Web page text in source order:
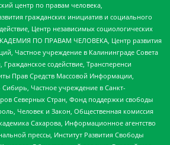
центр по правам человека,
гражданских инициатив и социального
Центр независимых социологических
ПО ПРАВАМ ЧЕЛОВЕКА, Центр развития
Частное учреждение в Калининграде Совета
содействие, Трансперенси
Прав Средств Массовой Информации,
Сибирь, Частное учреждение в Санкт-
Северных Стран, Фонд поддержки свободы
Человек и Закон, Общественная комиссия
Сахарова, Информационное агентство
прессы, Институт Развития Свободы